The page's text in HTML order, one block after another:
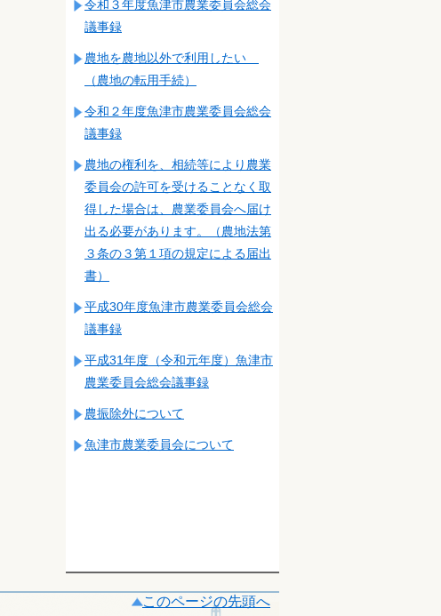
令和３年度魚津市農業委員会総会
議事録
農地を農地以外で利用したい
（農地の転用手続）
令和２年度魚津市農業委員会総会
議事録
農地の権利を、相続等により農業
委員会の許可を受けることなく取
得した場合は、農業委員会へ届け
出る必要があります。（農地法第
３条の３第１項の規定による届出
書）
平成30年度魚津市農業委員会総会
議事録
平成31年度（令和元年度）魚津市
農業委員会総会議事録
農振除外について
魚津市農業委員会について
このページの先頭へ